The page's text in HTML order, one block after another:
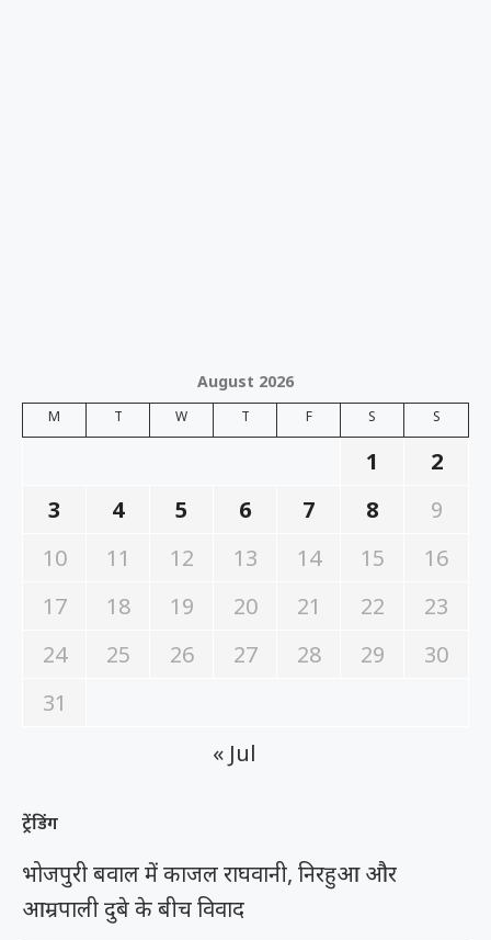
August 2026
M T W T F S S
1
2
3
4 5 6 7 8
9
10
11 12 13 14 15
16
17
18 19 20 21 22
23
24
25 26 27 28 29
30
31
« Jul
ट्रेंडिंग
भोजपुरी बवाल में काजल राघवानी, निरहुआ और
आम्रपाली दुबे के बीच विवाद